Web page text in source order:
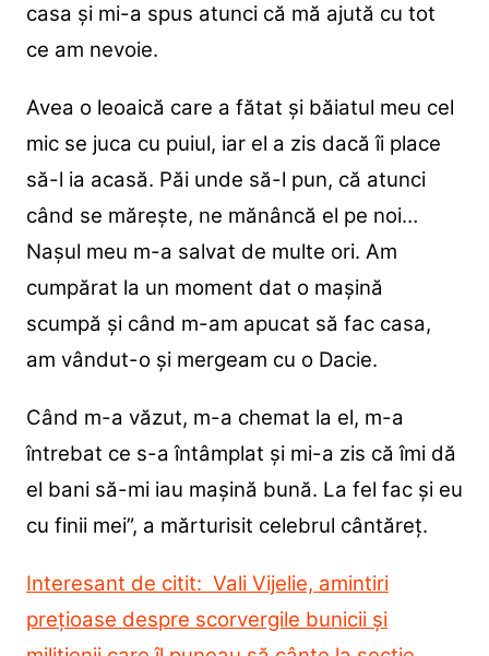
casa și mi-a spus atunci că mă ajută cu tot
ce am nevoie.
Avea o leoaică care a fătat și băiatul meu cel
mic se juca cu puiul, iar el a zis dacă îi place
să-l ia acasă. Păi unde să-l pun, că atunci
când se mărește, ne mănâncă el pe noi…
Nașul meu m-a salvat de multe ori. Am
cumpărat la un moment dat o mașină
scumpă și când m-am apucat să fac casa,
am vândut-o și mergeam cu o Dacie.
Când m-a văzut, m-a chemat la el, m-a
întrebat ce s-a întâmplat și mi-a zis că îmi dă
el bani să-mi iau mașină bună. La fel fac și eu
cu finii mei”, a mărturisit celebrul cântăreț.
Interesant de citit: Vali Vijelie, amintiri
prețioase despre scorvergile bunicii și